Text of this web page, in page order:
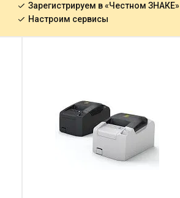
Зарегистрируем в «Честном ЗНАКЕ»
Настроим сервисы